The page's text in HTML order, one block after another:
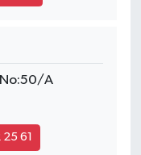
No:50/A
61